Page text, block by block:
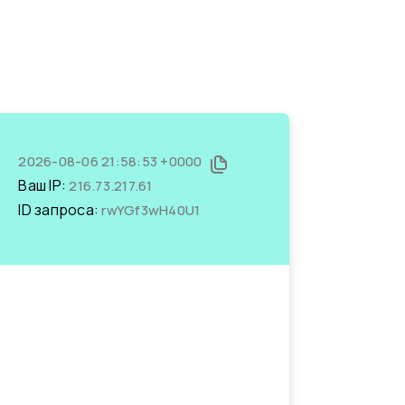
2026-08-06 21:58:53 +0000
Ваш IP:216.73.217.61
ID запроса:rwYGf3wH40U1